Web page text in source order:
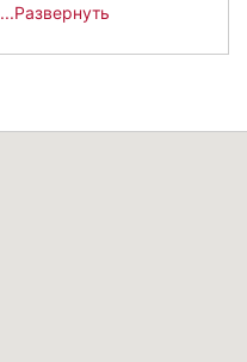
...Развернуть